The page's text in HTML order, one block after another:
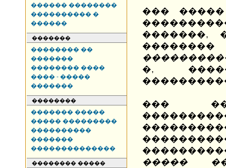
������ ��������
���������� �
������
�������
�������� ��
�������
�������� ����
���� - �����
�������
��������
������� �����
����� ���������
����������
�������
��������������
�������� �����
���
�������,
�,
���
�����